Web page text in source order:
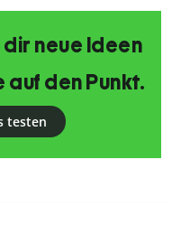
neue Ideen
den Punkt.
testen